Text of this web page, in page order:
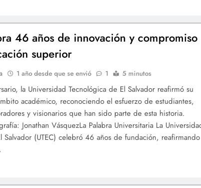
46 años de innovación y compromiso
superior
1 año desde que se envió 1 5 minutos
la Universidad Tecnológica de El Salvador reafirmó su
académico, reconociendo el esfuerzo de estudiantes,
y visionarios que han sido parte de esta historia.
Jonathan VásquezLa Palabra Universitaria La
Salvador (UTEC) celebró 46 años de fundación, reafirmando